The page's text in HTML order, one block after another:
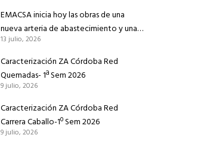
instalaciones
EMACSA inicia hoy las obras de una
nueva arteria de abastecimiento y una
red de agua no potable en Ingeniero
Ruiz de Azúa
13 julio, 2026
Caracterización ZA Córdoba Red
Quemadas- 1ª Sem 2026
9 julio, 2026
Caracterización ZA Córdoba Red
Carrera Caballo-1º Sem 2026
9 julio, 2026